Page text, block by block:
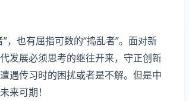
，也有屈指可数的“捣乱者”。面对新
发展必须思考的继往开来，守正创新
遇传习时的困扰或者是不解。但是中
来可期！